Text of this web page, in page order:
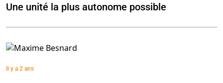
Une unité la plus autonome possible
Il y a 2 ans